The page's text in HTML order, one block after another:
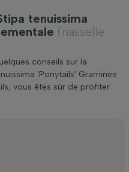
tenuissima
(nasselle
conseils sur la
'Ponytails' Graminée
vous êtes sûr de profiter